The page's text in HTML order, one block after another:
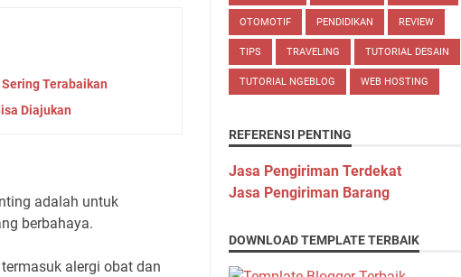
Terabaikan
Diajukan
adalah untuk
berbahaya.
alergi obat dan
OTOMOTIF PENDIDIKAN REVIEW
TIPS TRAVELING TUTORIAL DESAIN
TUTORIAL NGEBLOG WEB HOSTING
REFERENSI PENTING
Jasa Pengiriman Terdekat
Jasa Pengiriman Barang
DOWNLOAD TEMPLATE TERBAIK